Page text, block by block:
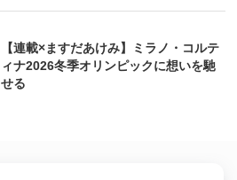
【連載×ますだあけみ】ミラノ・コルテ
ィナ2026冬季オリンピックに想いを馳
せる